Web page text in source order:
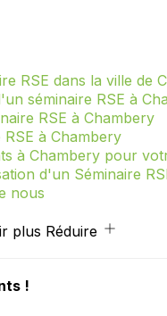
RSE dans la ville de
séminaire RSE à
RSE à Chambery
à Chambery
à Chambery pour
d'un Séminaire
nous
plus Réduire
!